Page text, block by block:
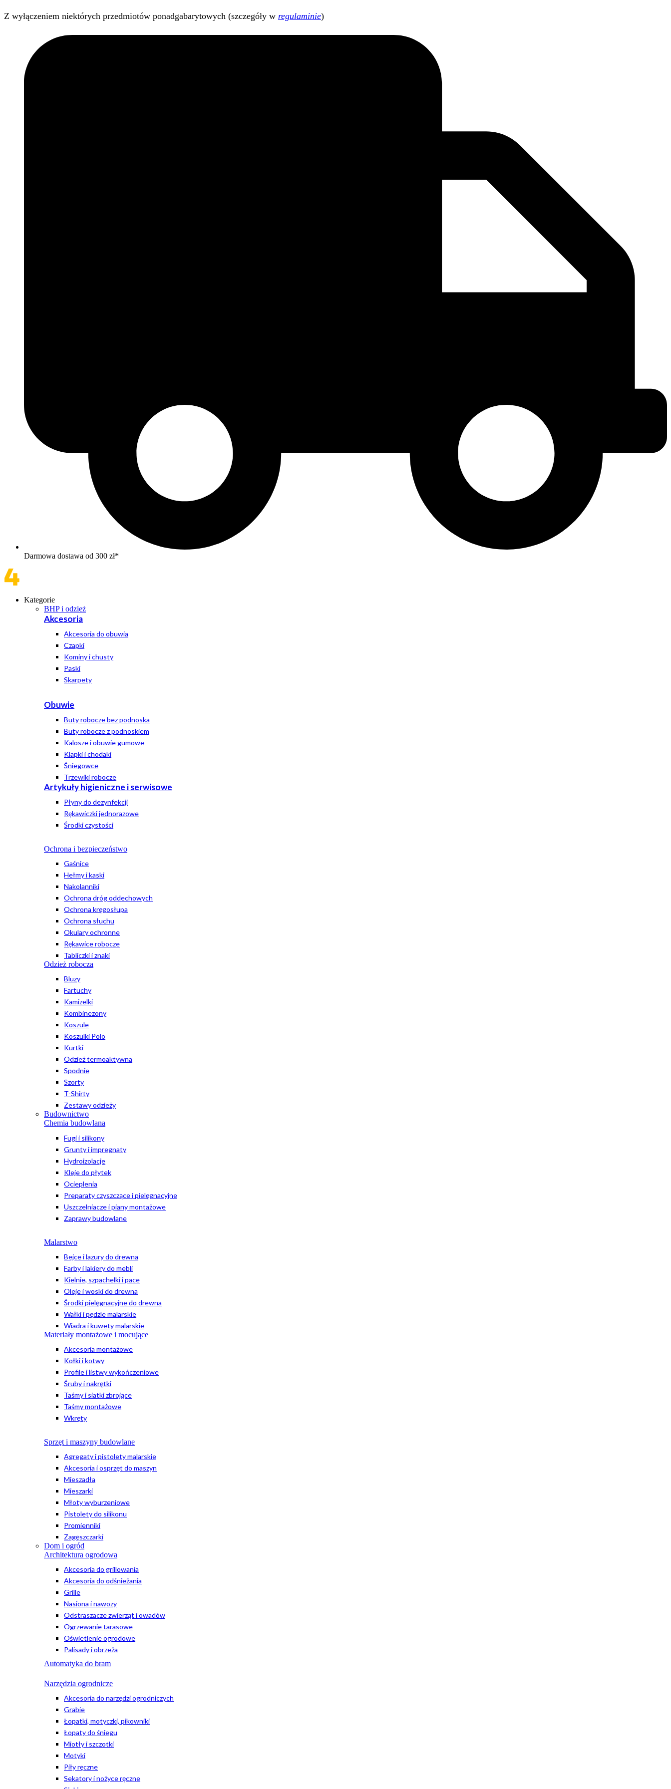
Z wyłączeniem niektórych przedmiotów ponadgabarytowych (szczegóły w regulaminie)
Darmowa dostawa od 300 zł*
Kategorie
BHP i odzież
Akcesoria
Akcesoria do obuwia
Czapki
Kominy i chusty
Paski
Skarpety
Obuwie
Buty robocze bez podnoska
Buty robocze z podnoskiem
Kalosze i obuwie gumowe
Klapki i chodaki
Śniegowce
Trzewiki robocze
Artykuły higieniczne i serwisowe
Płyny do dezynfekcji
Rękawiczki jednorazowe
Środki czystości
Ochrona i bezpieczeństwo
Gaśnice
Hełmy i kaski
Nakolanniki
Ochrona dróg oddechowych
Ochrona kręgosłupa
Ochrona słuchu
Okulary ochronne
Rękawice robocze
Tabliczki i znaki
Odzież robocza
Bluzy
Fartuchy
Kamizelki
Kombinezony
Koszule
Koszulki Polo
Kurtki
Odzież termoaktywna
Spodnie
Szorty
T-Shirty
Zestawy odzieży
Budownictwo
Chemia budowlana
Fugi i silikony
Grunty i impregnaty
Hydroizolacje
Kleje do płytek
Ocieplenia
Preparaty czyszczące i pielęgnacyjne
Uszczelniacze i piany montażowe
Zaprawy budowlane
Malarstwo
Bejce i lazury do drewna
Farby i lakiery do mebli
Kielnie, szpachelki i pace
Oleje i woski do drewna
Środki pielęgnacyjne do drewna
Wałki i pędzle malarskie
Wiadra i kuwety malarskie
Materiały montażowe i mocujące
Akcesoria montażowe
Kołki i kotwy
Profile i listwy wykończeniowe
Śruby i nakrętki
Taśmy i siatki zbrojące
Taśmy montażowe
Wkręty
Sprzęt i maszyny budowlane
Agregaty i pistolety malarskie
Akcesoria i osprzęt do maszyn
Mieszadła
Mieszarki
Młoty wyburzeniowe
Pistolety do silikonu
Promienniki
Zagęszczarki
Dom i ogród
Architektura ogrodowa
Akcesoria do grillowania
Akcesoria do odśnieżania
Grille
Nasiona i nawozy
Odstraszacze zwierząt i owadów
Ogrzewanie tarasowe
Oświetlenie ogrodowe
Palisady i obrzeża
Automatyka do bram
Narzędzia ogrodnicze
Akcesoria do narzędzi ogrodniczych
Grabie
Łopatki, motyczki, pikowniki
Łopaty do śniegu
Miotły i szczotki
Motyki
Piły ręczne
Sekatory i nożyce ręczne